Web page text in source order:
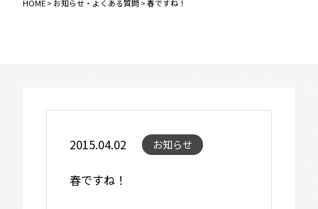
HOME> お知らせ・よくある質問 >春ですね！
2015.04.02 お知らせ
春ですね！